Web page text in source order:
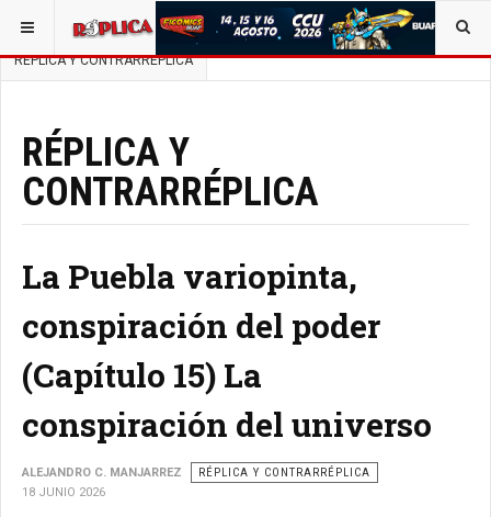
ESTÁ AQUÍ: BUSCAR UN ARTÍCULO EN POLÍTICA
RÉPLICA Y CONTRARRÉPLICA
RÉPLICA Y
CONTRARRÉPLICA
La Puebla variopinta,
conspiración del poder
(Capítulo 15) La
conspiración del universo
ALEJANDRO C. MANJARREZ
RÉPLICA Y CONTRARRÉPLICA
18 JUNIO 2026